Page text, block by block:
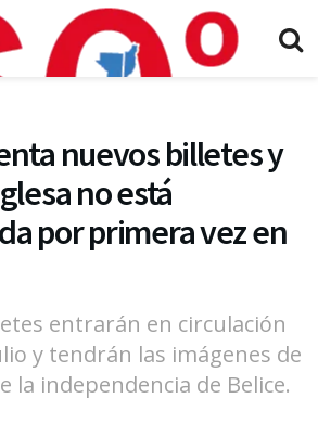
nuevos billetes y
no está
por primera vez en
entrarán en circulación
y tendrán las imágenes de
la independencia de Belice.